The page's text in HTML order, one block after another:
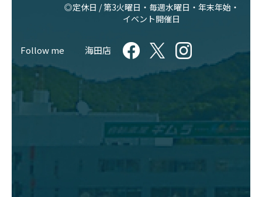
◎定休日 / 第3火曜日・毎週水曜日・年末年始・
イベント開催日
Follow me 海田店